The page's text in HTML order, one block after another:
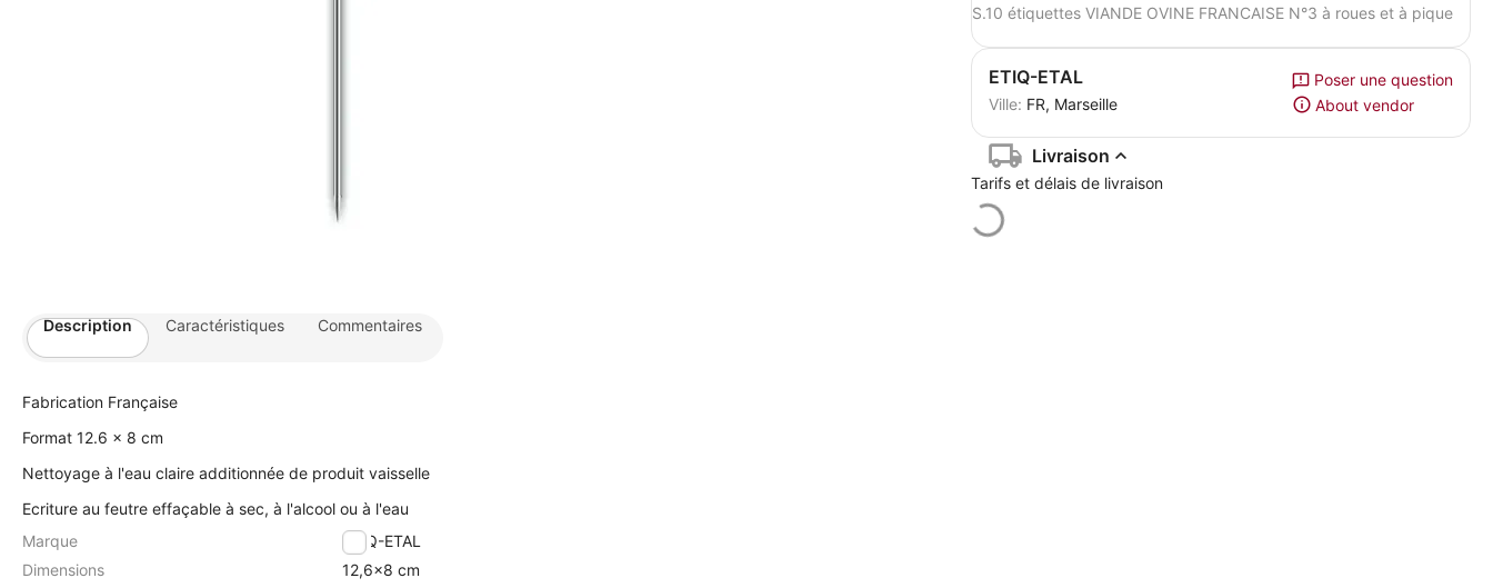
S.10 étiquettes VIANDE OVINE FRANCAISE N°3 à roues et à pique
ETIQ-ETAL
Ville: FR, Marseille
Poser une question
About vendor
Livraison
Tarifs et délais de livraison
Description Caractéristiques Commentaires
Fabrication Française
Format 12.6 x 8 cm
Nettoyage à l'eau claire additionnée de produit vaisselle
Ecriture au feutre effaçable à sec, à l'alcool ou à l'eau
Marque
ETIQ-ETAL
Dimensions
12,6x8 cm